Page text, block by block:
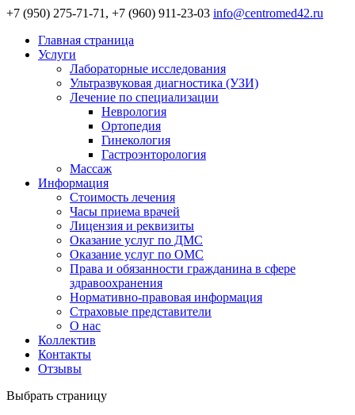
+7 (950) 275-71-71, +7 (960) 911-23-03 info@centromed42.ru
Главная страница
Услуги
Лабораторные исследования
Ультразвуковая диагностика (УЗИ)
Лечение по специализации
Неврология
Ортопедия
Гинекология
Гастроэнторология
Массаж
Информация
Стоимость лечения
Часы приема врачей
Лицензия и реквизиты
Оказание услуг по ДМС
Оказание услуг по ОМС
Права и обязанности гражданина в сфере
здравоохранения
Нормативно-правовая информация
Страховые представители
О нас
Коллектив
Контакты
Отзывы
Выбрать страницу